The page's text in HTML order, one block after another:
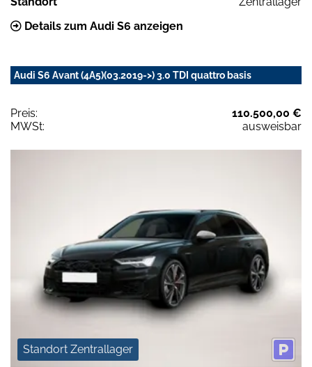
Details zum Audi S6 anzeigen
Audi S6 Avant (4A5)(03.2019->) 3.0 TDI quattro basis
Preis:
110.500,00 €
MWSt:
ausweisbar
Standort Zentrallager